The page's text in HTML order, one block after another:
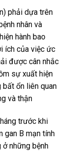
phải dựa trên
nhân và
hành bao
ích của việc ức
được cân nhắc
sự xuất hiện
bất ổn liên quan
và thận
trước khi
gan B mạn tính
ở những bệnh